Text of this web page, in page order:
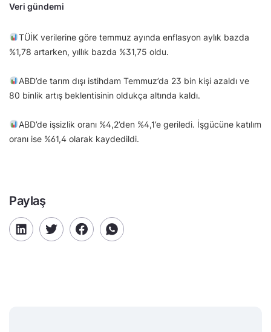
Veri gündemi
TÜİK verilerine göre temmuz ayında enflasyon aylık bazda
%1,78 artarken, yıllık bazda %31,75 oldu.
ABD’de tarım dışı istihdam Temmuz’da 23 bin kişi azaldı ve
80 binlik artış beklentisinin oldukça altında kaldı.
ABD’de işsizlik oranı %4,2’den %4,1’e geriledi. İşgücüne katılım
oranı ise %61,4 olarak kaydedildi.
Paylaş